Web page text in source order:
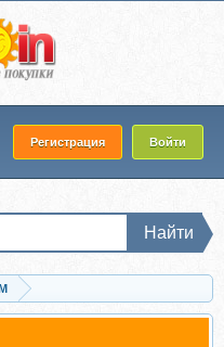
Регистрация Войти
Найти
(Андрей Ворошилов)